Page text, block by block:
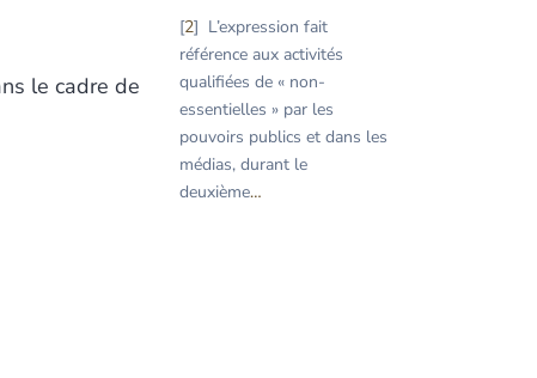
le cadre de
2
L’expression fait
référence aux activités
qualifiées de « non-
essentielles » par les
pouvoirs publics et dans les
médias, durant le
deuxième…